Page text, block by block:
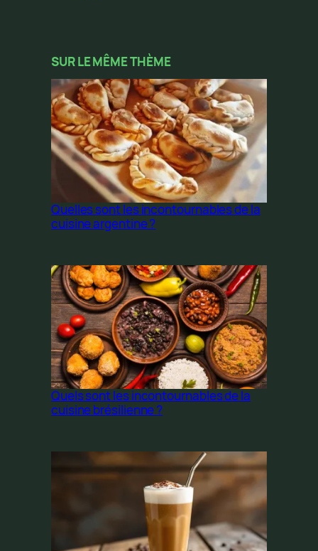
SUR LE MÊME THÈME
Quelles sont les incontournables de la
cuisine argentine ?
Quels sont les incontournables de la
cuisine brésilienne ?